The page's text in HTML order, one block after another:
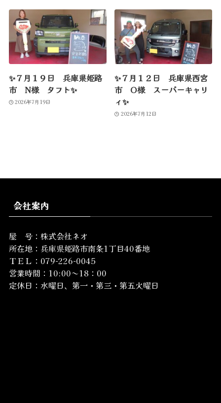
✨７月１９日 兵庫県姫路
市 N様 タフト✨
2026年7月19日
✨７月１２日 兵庫県西宮
市 O様 スーパーキャリ
ィ✨
2026年7月12日
会社案内
屋 号：株式会社ネオ
所在地： 兵庫県姫路市南条1丁目40番地
ＴＥＬ：079-226-0045
営業時間：10:00～18：00
定休日：水曜日、第一・第三・第五火曜日